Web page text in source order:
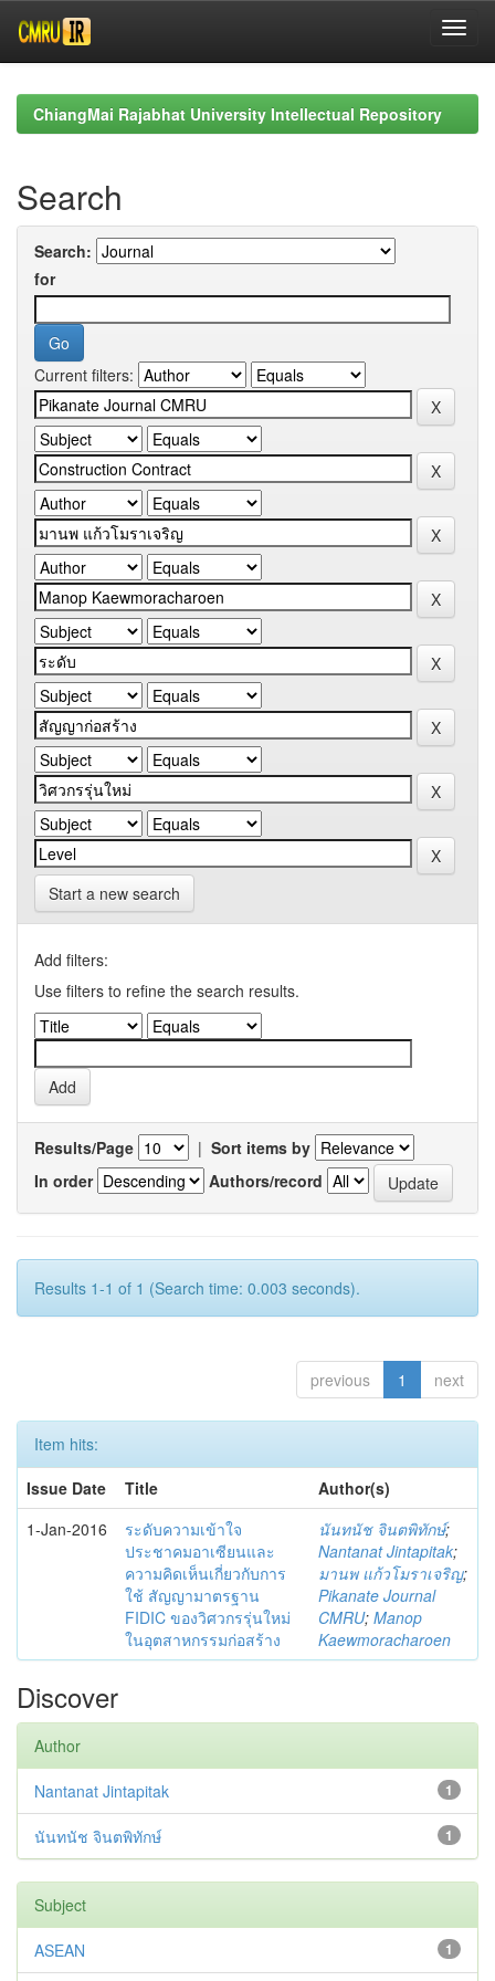
navigationChiangMai Rajabhat University Intellectual Repository
Search
Search:
for
Current filters:
Start a new search
Add filters:
Use filters to refine the search results.
Results/Page | Sort items by
In order
Authors/record
Results 1-1 of 1 (Search time: 0.003 seconds).
previous 1 next
Item hits:
Issue Date
Title
Author(s)
1-Jan-2016
ระดับความเข้าใจ
ประชาคมอาเซียนและ
ความคิดเห็นเกี่ยวกับการ
ใช้ สัญญามาตรฐาน
FIDIC ของวิศวกรรุ่นใหม่
ในอุตสาหกรรมก่อสร้าง
นันทนัช จินตพิทักษ์;
Nantanat Jintapitak;
มานพ แก้วโมราเจริญ;
Pikanate Journal
CMRU; Manop
Kaewmoracharoen
Discover
Author
1
Nantanat Jintapitak
1
นันทนัช จินตพิทักษ์
Subject
1
ASEAN